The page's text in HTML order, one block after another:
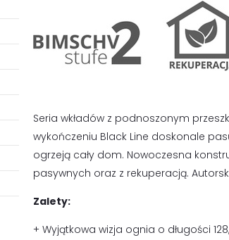
Seria wkładów z podnoszonym
wykończeniu Black Line doskonale
ogrzeją cały dom. Nowoczesna
pasywnych oraz z rekuperacją.
Zalety:
+ Wyjątkowa wizja ognia o długości